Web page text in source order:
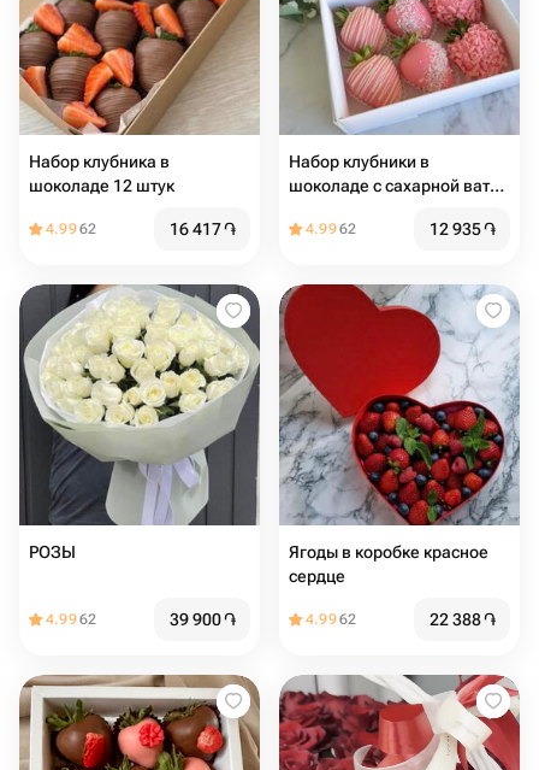
Набор клубника в
шоколаде 12 штук
4.9962 16 417֏
Набор клубники в
шоколаде с сахарной ватой
4.9962 12 935֏
РОЗЫ
4.9962 39 900֏
Ягоды в коробке красное
сердце
4.9962 22 388֏